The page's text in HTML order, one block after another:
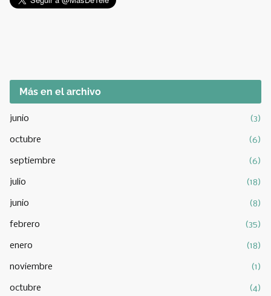
Más en el archivo
junio (3)
octubre (6)
septiembre (6)
julio (18)
junio (8)
febrero (35)
enero (18)
noviembre (1)
octubre (4)